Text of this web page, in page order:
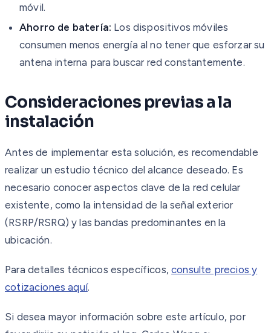
móvil.
Ahorro de batería: Los dispositivos móviles
consumen menos energía al no tener que esforzar su
antena interna para buscar red constantemente.
Consideraciones previas a la
instalación
Antes de implementar esta solución, es recomendable
realizar un estudio técnico del alcance deseado. Es
necesario conocer aspectos clave de la red celular
existente, como la intensidad de la señal exterior
(RSRP/RSRQ) y las bandas predominantes en la
ubicación.
Para detalles técnicos específicos,consulte precios y
cotizaciones aquí.
Si desea mayor información sobre este artículo, por